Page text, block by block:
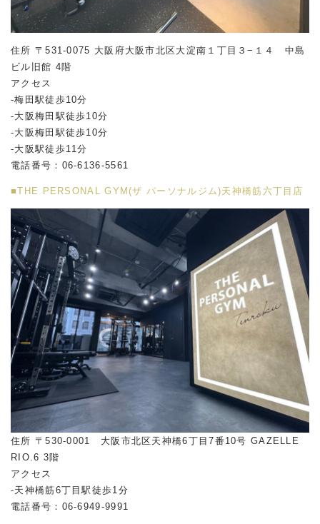
住所 〒531-0075 大阪府大阪市北区大淀南１丁目３−１４ 中島
ビル旧館 4階
アクセス
-梅田駅徒歩10分
-大阪梅田駅徒歩10分
-大阪梅田駅徒歩10分
-大阪駅徒歩11分
電話番号：06-6136-5561
■THE PERSONAL GYM(ザ パーソナルジム)天神橋筋六丁目店
住所 〒530-0001 大阪市北区天神橋6丁目7番10号 GAZELLE
RIO.6 3階
アクセス
-天神橋筋6丁目駅徒歩1分
電話番号：06-6949-9991